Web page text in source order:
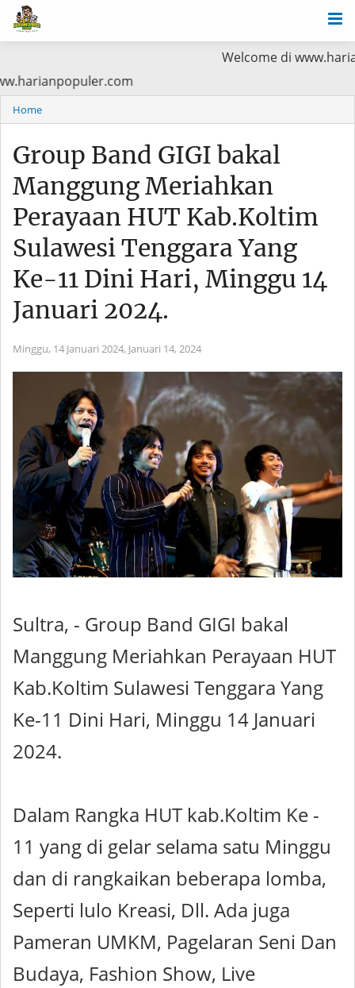
Welcome di
di www.harianpopuler.com
Home
Group Band GIGI bakal
Manggung Meriahkan
Perayaan HUT Kab.Koltim
Sulawesi Tenggara Yang
Ke-11 Dini Hari, Minggu 14
Januari 2024.
Minggu, 14 Januari 2024, Januari 14, 2024
Sultra, - Group Band GIGI bakal
Manggung Meriahkan Perayaan HUT
Kab.Koltim Sulawesi Tenggara Yang
Ke-11 Dini Hari, Minggu 14 Januari
2024.
Dalam Rangka HUT kab.Koltim Ke -
11 yang di gelar selama satu Minggu
dan di rangkaikan beberapa lomba,
Seperti lulo Kreasi, Dll. Ada juga
Pameran UMKM, Pagelaran Seni Dan
Budaya, Fashion Show, Live